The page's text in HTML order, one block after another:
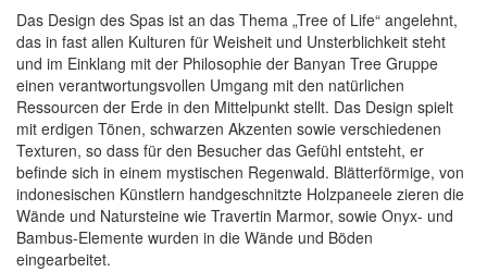
Das Design des Spas ist an das Thema „Tree of Life“ angelehnt,
das in fast allen Kulturen für Weisheit und Unsterblichkeit steht
und im Einklang mit der Philosophie der Banyan Tree Gruppe
einen verantwortungsvollen Umgang mit den natürlichen
Ressourcen der Erde in den Mittelpunkt stellt. Das Design spielt
mit erdigen Tönen, schwarzen Akzenten sowie verschiedenen
Texturen, so dass für den Besucher das Gefühl entsteht, er
befinde sich in einem mystischen Regenwald. Blätterförmige, von
indonesischen Künstlern handgeschnitzte Holzpaneele zieren die
Wände und Natursteine wie Travertin Marmor, sowie Onyx- und
Bambus-Elemente wurden in die Wände und Böden
eingearbeitet.